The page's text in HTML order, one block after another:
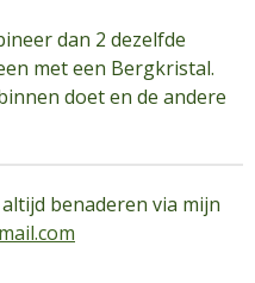
dan 2 dezelfde
met een Bergkristal.
doet en de andere
benaderen via mijn